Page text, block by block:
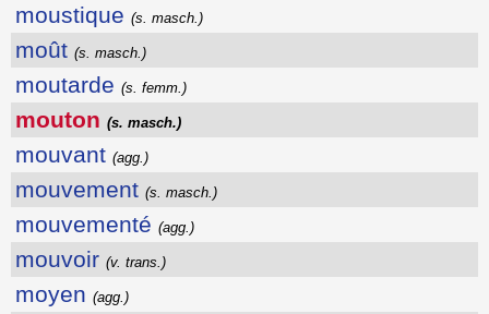
moustique (s. masch.)
moût (s. masch.)
moutarde (s. femm.)
mouton (s. masch.)
mouvant (agg.)
mouvement (s. masch.)
mouvementé (agg.)
mouvoir (v. trans.)
moyen (agg.)